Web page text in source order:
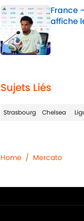
France
affiche
Sujets Liés
Strasbourg Chelsea
Home / Mercato